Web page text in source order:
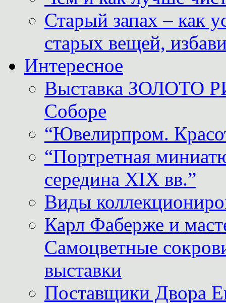
Старый запах – как
старых вещей,
Интересное
Выставка ЗОЛОТО
Соборе
“Ювелирпром.
“Портретная
середина XIX вв.”
Виды
Карл Фаберже и
Самоцветные
выставки
Поставщики